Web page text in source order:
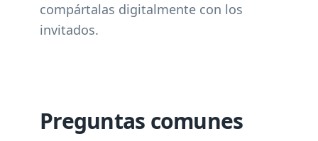
compártalas digitalmente con los
invitados.
Preguntas comunes